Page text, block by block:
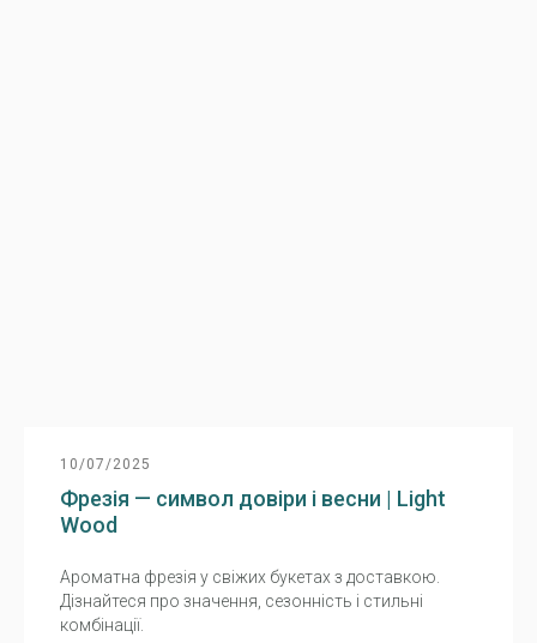
10/07/2025
Фрезія — символ довіри і весни | Light
Wood
Ароматна фрезія у свіжих букетах з доставкою.
Дізнайтеся про значення, сезонність і стильні
комбінації.